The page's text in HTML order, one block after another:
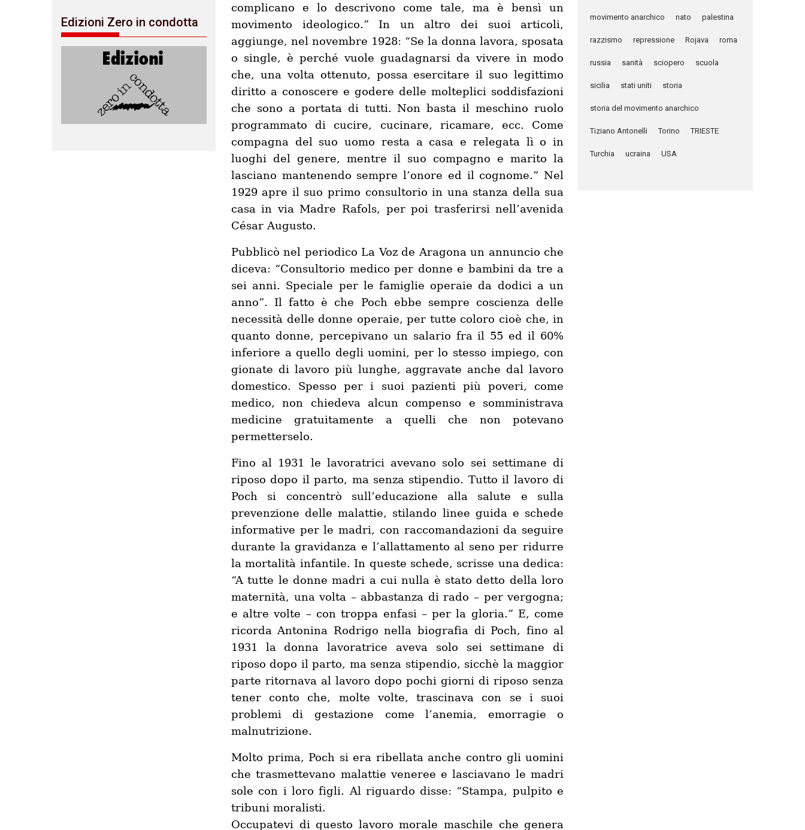
complicano e lo descrivono come tale, ma è bensì un
movimento ideologico.” In un altro dei suoi articoli,
aggiunge, nel novembre 1928: “Se la donna lavora, sposata
o single, è perché vuole guadagnarsi da vivere in modo
che, una volta ottenuto, possa esercitare il suo legittimo
diritto a conoscere e godere delle molteplici soddisfazioni
che sono a portata di tutti. Non basta il meschino ruolo
programmato di cucire, cucinare, ricamare, ecc. Come
compagna del suo uomo resta a casa e relegata lì o in
luoghi del genere, mentre il suo compagno e marito la
lasciano mantenendo sempre l’onore ed il cognome.” Nel
1929 apre il suo primo consultorio in una stanza della sua
casa in via Madre Rafols, per poi trasferirsi nell’avenida
César Augusto.
Pubblicò nel periodico La Voz de Aragona un annuncio che
diceva: “Consultorio medico per donne e bambini da tre a
sei anni. Speciale per le famiglie operaie da dodici a un
anno”. Il fatto è che Poch ebbe sempre coscienza delle
necessità delle donne operaie, per tutte coloro cioè che, in
quanto donne, percepivano un salario fra il 55 ed il 60%
inferiore a quello degli uomini, per lo stesso impiego, con
gionate di lavoro più lunghe, aggravate anche dal lavoro
domestico. Spesso per i suoi pazienti più poveri, come
medico, non chiedeva alcun compenso e somministrava
medicine gratuitamente a quelli che non potevano
permetterselo.
Fino al 1931 le lavoratrici avevano solo sei settimane di
riposo dopo il parto, ma senza stipendio. Tutto il lavoro di
Poch si concentrò sull’educazione alla salute e sulla
prevenzione delle malattie, stilando linee guida e schede
informative per le madri, con raccomandazioni da seguire
durante la gravidanza e l’allattamento al seno per ridurre
la mortalità infantile. In queste schede, scrisse una dedica:
“A tutte le donne madri a cui nulla è stato detto della loro
maternità, una volta – abbastanza di rado – per vergogna;
e altre volte – con troppa enfasi – per la gloria.” E, come
ricorda Antonina Rodrigo nella biografia di Poch, fino al
1931 la donna lavoratrice aveva solo sei settimane di
riposo dopo il parto, ma senza stipendio, sicchè la maggior
parte ritornava al lavoro dopo pochi giorni di riposo senza
tener conto che, molte volte, trascinava con se i suoi
problemi di gestazione come l’anemia, emorragie o
malnutrizione.
Molto prima, Poch si era ribellata anche contro gli uomini
che trasmettevano malattie veneree e lasciavano le madri
sole con i loro figli. Al riguardo disse: “Stampa, pulpito e
tribuni moralisti.
Occupatevi di questo lavoro morale maschile che genera
Edizioni Zero in condotta movimento anarchico nato palestina
razzismo repressione Rojava roma
russia sanità sciopero scuola
sicilia stati uniti storia
storia del movimento anarchico
Tiziano Antonelli Torino TRIESTE
Turchia ucraina USA